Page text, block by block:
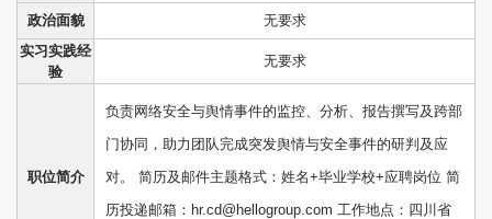
政治面貌
无要求
实习实践经
验
无要求
职位简介
负责网络安全与舆情事件的监控、分析、报告撰写及跨部
门协同，助力团队完成突发舆情与安全事件的研判及应
对。 简历及邮件主题格式：姓名+毕业学校+应聘岗位 简
历投递邮箱：hr.cd@hellogroup.com 工作地点：四川省